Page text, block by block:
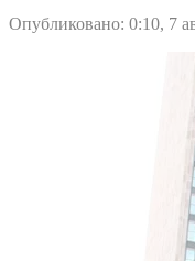
Опубликовано: 0:10, 7